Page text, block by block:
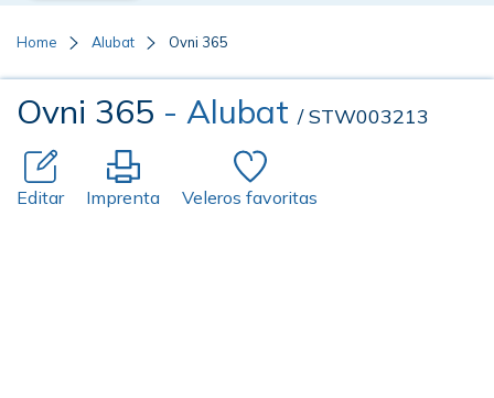
Home Alubat Ovni 365
Ovni 365 - Alubat / STW003213
Editar Imprenta Veleros favoritas